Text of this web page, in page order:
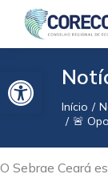
Barra de Ferramentas Aberta
Você
Início
🚨
O Sebrae Ceará